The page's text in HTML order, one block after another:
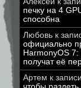
печку на 4
способна
Любовь к
официально
HarmonyOS
получат её
Артем к записи